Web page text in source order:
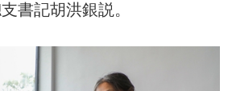
書記胡洪銀説。